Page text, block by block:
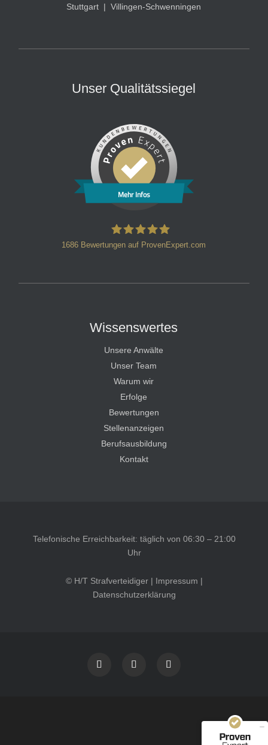
Stuttgart | Villingen-Schwenningen
Unser Qualitätssiegel
Mehr Infos
1686 Bewertungen auf ProvenExpert.com
Wissenswertes
Unsere Anwälte
Unser Team
Warum wir
Erfolge
Bewertungen
Stellenanzeigen
Berufsausbildung
Kontakt
Telefonische Erreichbarkeit: täglich von 06:30 – 21:00
Uhr
© H/T Strafverteidiger | Impressum |
Datenschutzerklärung
40